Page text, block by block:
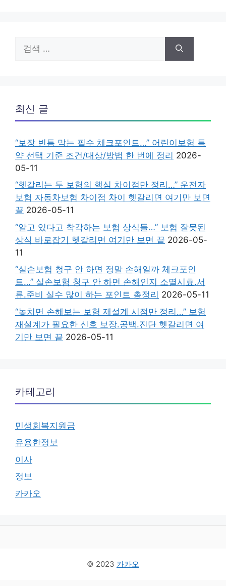
색:
최신 글
“보장 빈틈 막는 필수 체크포인트…” 어린이보험 특
약 선택 기준 조건/대상/방법 한 번에 정리 2026-
05-11
“헷갈리는 두 보험의 핵심 차이점만 정리…” 운전자
보험 자동차보험 차이점 차이 헷갈리면 여기만 보면
끝 2026-05-11
“알고 있다고 착각하는 보험 상식들…” 보험 잘못된
상식 바로잡기 헷갈리면 여기만 보면 끝 2026-05-
11
“실손보험 청구 안 하면 정말 손해일까 체크포인
트…” 실손보험 청구 안 하면 손해인지 소멸시효.서
류.준비 실수 많이 하는 포인트 총정리 2026-05-11
“놓치면 손해보는 보험 재설계 시점만 정리…” 보험
재설계가 필요한 신호 보장.공백.진단 헷갈리면 여
기만 보면 끝 2026-05-11
카테고리
민생회복지원금
유용한정보
이사
정보
카카오
© 2023 카카오